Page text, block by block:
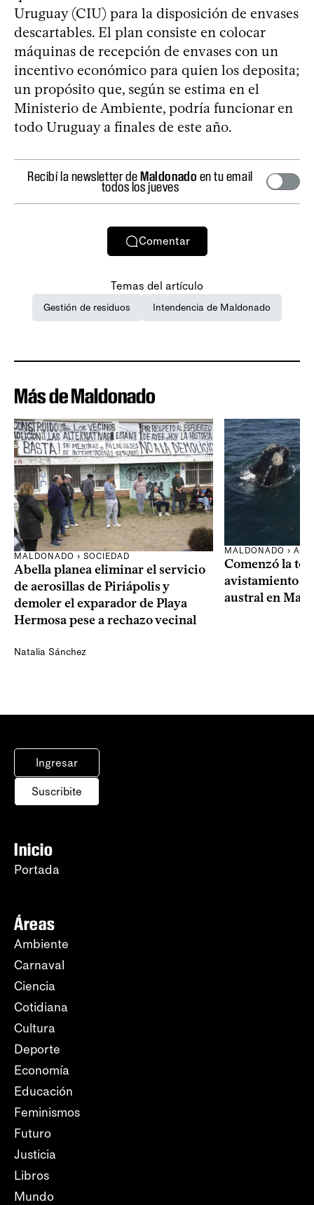
Uruguay (CIU) para la disposición de envases
descartables. El plan consiste en colocar
máquinas de recepción de envases con un
incentivo económico para quien los deposita;
un propósito que, según se estima en el
Ministerio de Ambiente, podría funcionar en
todo Uruguay a finales de este año.
Recibí la newsletter deMaldonado en tu email
todos los jueves
Comentar
Temas del artículo
Gestión de residuos Intendencia de Maldonado
Más de Maldonado
MALDONADO › SOCIEDAD
Abella planea eliminar el servicio
de aerosillas de Piriápolis y
demoler el exparador de Playa
Hermosa pese a rechazo vecinal
Natalia Sánchez
MALDONADO ›
Comenzó la
avistamiento
austral en
Ingresar
Suscribite
Inicio
Portada
Áreas
Ambiente
Carnaval
Ciencia
Cotidiana
Cultura
Deporte
Economía
Educación
Feminismos
Futuro
Justicia
Libros
Mundo